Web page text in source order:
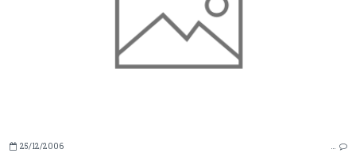
25/12/2006 …